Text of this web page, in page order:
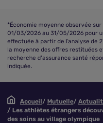
*Économie moyenne observée
01/03/2026 au 31/05/2026 pour
effectuée à partir de l’analyse de
la moyenne des offres restituées
recherche d'assurance santé
indiquée.
Accueil Mutuelle
Les athlètes étrangers
des soins au village olympique